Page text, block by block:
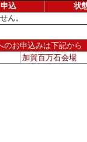
申込
状
ん。
のお申込みは下記から
加賀百万石会場